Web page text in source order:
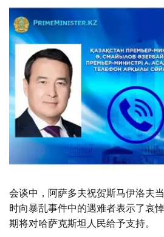
会谈中，阿萨多夫祝贺斯马伊洛夫
时向暴乱事件中的遇难者表示了哀
期将对哈萨克斯坦人民给予支持。